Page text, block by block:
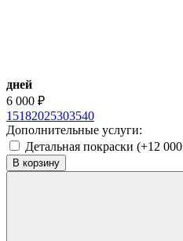
дней
6 000 ₽
15182025303540
Дополнительные услуги:
Детальная покраски (+12 000
В корзину